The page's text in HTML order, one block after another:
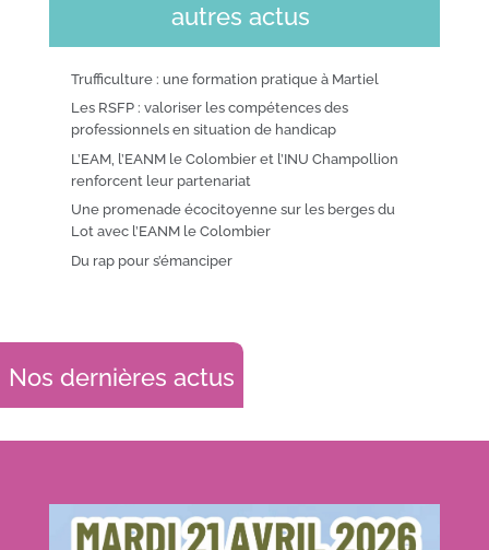
autres actus
Trufficulture : une formation pratique à Martiel
Les RSFP : valoriser les compétences des
professionnels en situation de handicap
L’EAM, l’EANM le Colombier et l’INU Champollion
renforcent leur partenariat
Une promenade écocitoyenne sur les berges du
Lot avec l’EANM le Colombier
Du rap pour s’émanciper
Nos dernières actus